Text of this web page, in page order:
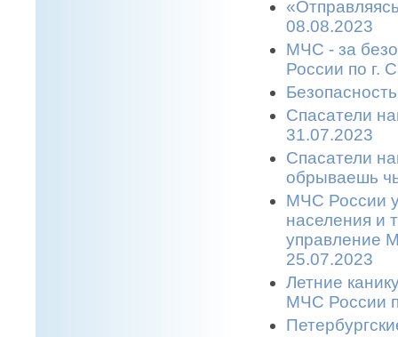
08.08.2023
МЧС - за
России по г.
Спасатели
31.07.2023
Спасатели
обрываешь
МЧС России
населения и
управление
25.07.2023
Летние
МЧС России